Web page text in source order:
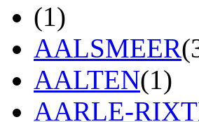
(1)
AALSMEER
AALTEN(1)
AARLE-